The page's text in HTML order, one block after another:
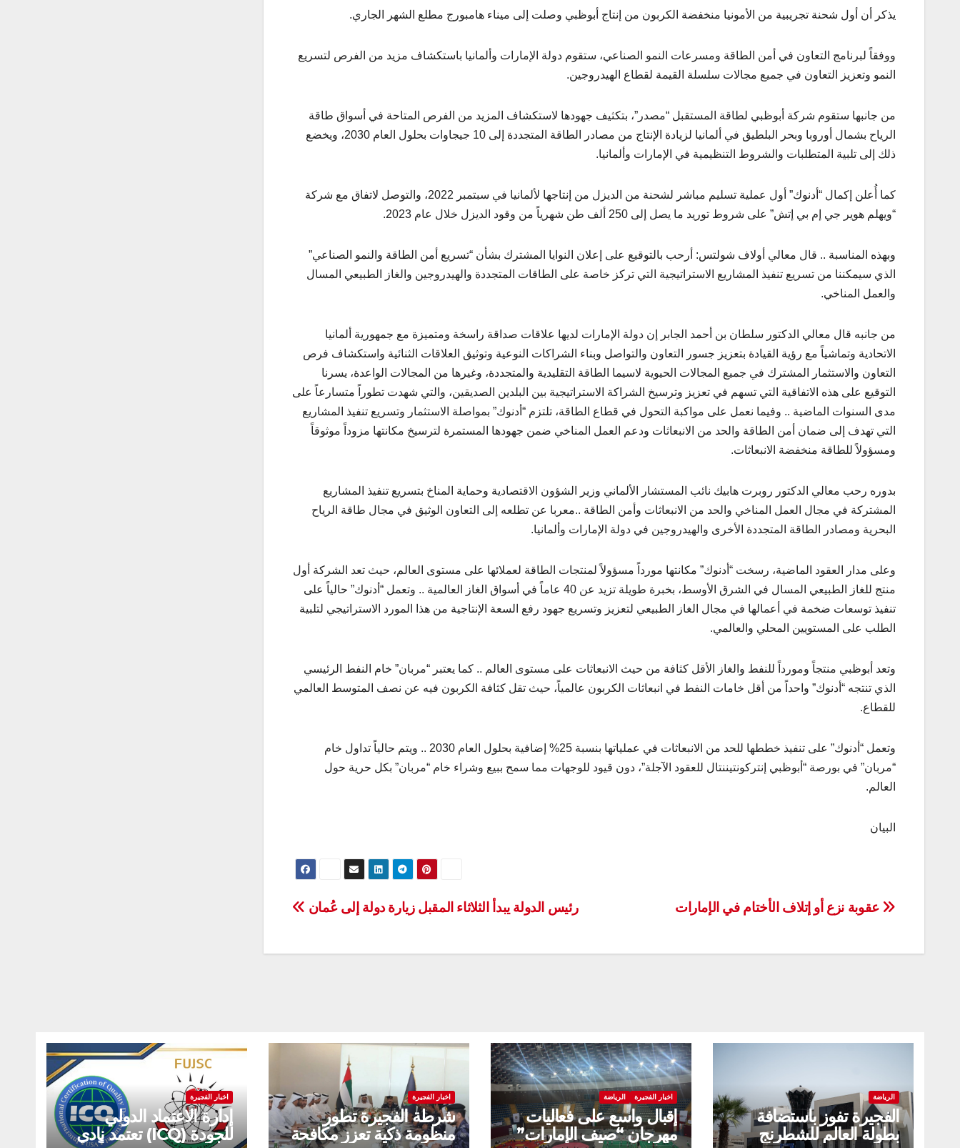
يذكر أن أول شحنة تجريبية من الأمونيا منخفضة الكربون من إنتاج أبوظبي وصلت إلى ميناء هامبورج مطلع الشهر الجاري.
ووفقاً لبرنامج التعاون في أمن الطاقة ومسرعات النمو الصناعي، ستقوم دولة الإمارات وألمانيا باستكشاف مزيد من الفرص لتسريع
النمو وتعزيز التعاون في جميع مجالات سلسلة القيمة لقطاع الهيدروجين.
من جانبها ستقوم شركة أبوظبي لطاقة المستقبل “مصدر”، بتكثيف جهودها لاستكشاف المزيد من الفرص المتاحة في أسواق طاقة
الرياح بشمال أوروبا وبحر البلطيق في ألمانيا لزيادة الإنتاج من مصادر الطاقة المتجددة إلى 10 جيجاوات بحلول العام 2030، ويخضع
ذلك إلى تلبية المتطلبات والشروط التنظيمية في الإمارات وألمانيا.
كما أُعلن إكمال “أدنوك” أول عملية تسليم مباشر لشحنة من الديزل من إنتاجها لألمانيا في سبتمبر 2022، والتوصل لاتفاق مع شركة
“ويهلم هوير جي إم بي إتش” على شروط توريد ما يصل إلى 250 ألف طن شهرياً من وقود الديزل خلال عام 2023.
وبهذه المناسبة .. قال معالي أولاف شولتس: أرحب بالتوقيع على إعلان النوايا المشترك بشأن “تسريع أمن الطاقة والنمو الصناعي”
الذي سيمكننا من تسريع تنفيذ المشاريع الاستراتيجية التي تركز خاصة على الطاقات المتجددة والهيدروجين والغاز الطبيعي المسال
والعمل المناخي.
من جانبه قال معالي الدكتور سلطان بن أحمد الجابر إن دولة الإمارات لديها علاقات صداقة راسخة ومتميزة مع جمهورية ألمانيا
الاتحادية وتماشياً مع رؤية القيادة بتعزيز جسور التعاون والتواصل وبناء الشراكات النوعية وتوثيق العلاقات الثنائية واستكشاف فرص
التعاون والاستثمار المشترك في جميع المجالات الحيوية لاسيما الطاقة التقليدية والمتجددة، وغيرها من المجالات الواعدة، يسرنا
التوقيع على هذه الاتفاقية التي تسهم في تعزيز وترسيخ الشراكة الاستراتيجية بين البلدين الصديقين، والتي شهدت تطوراً متسارعاً على
مدى السنوات الماضية .. وفيما نعمل على مواكبة التحول في قطاع الطاقة، تلتزم “أدنوك” بمواصلة الاستثمار وتسريع تنفيذ المشاريع
التي تهدف إلى ضمان أمن الطاقة والحد من الانبعاثات ودعم العمل المناخي ضمن جهودها المستمرة لترسيخ مكانتها مزوداً موثوقاً
ومسؤولاً للطاقة منخفضة الانبعاثات.
بدوره رحب معالي الدكتور روبرت هابيك نائب المستشار الألماني وزير الشؤون الاقتصادية وحماية المناخ بتسريع تنفيذ المشاريع
المشتركة في مجال العمل المناخي والحد من الانبعاثات وأمن الطاقة ..معربا عن تطلعه إلى التعاون الوثيق في مجال طاقة الرياح
البحرية ومصادر الطاقة المتجددة الأخرى والهيدروجين في دولة الإمارات وألمانيا.
وعلى مدار العقود الماضية، رسخت “أدنوك” مكانتها مورداً مسؤولاً لمنتجات الطاقة لعملائها على مستوى العالم، حيث تعد الشركة أول
منتج للغاز الطبيعي المسال في الشرق الأوسط، بخبرة طويلة تزيد عن 40 عاماً في أسواق الغاز العالمية .. وتعمل “أدنوك” حالياً على
تنفيذ توسعات ضخمة في أعمالها في مجال الغاز الطبيعي لتعزيز وتسريع جهود رفع السعة الإنتاجية من هذا المورد الاستراتيجي لتلبية
الطلب على المستويين المحلي والعالمي.
وتعد أبوظبي منتجاً ومورداً للنفط والغاز الأقل كثافة من حيث الانبعاثات على مستوى العالم .. كما يعتبر “مربان” خام النفط الرئيسي
الذي تنتجه “أدنوك” واحداً من أقل خامات النفط في انبعاثات الكربون عالمياً، حيث تقل كثافة الكربون فيه عن نصف المتوسط العالمي
للقطاع.
وتعمل “أدنوك” على تنفيذ خططها للحد من الانبعاثات في عملياتها بنسبة 25% إضافية بحلول العام 2030 .. ويتم حالياً تداول خام
“مربان” في بورصة “أبوظبي إنتركونتيننتال للعقود الآجلة”، دون قيود للوجهات مما سمح ببيع وشراء خام “مربان” بكل حرية حول
العالم.
البيان
تصفّح
رئيس الدولة يبدأ الثلاثاء المقبل زيارة دولة إلى عُمان عقوبة نزع أو إتلاف الأختام في الإمارات
الرياضة
الفجيرة تفوز باستضافة
بطولة العالم للشطرنج
اخبار الفجيرة الرياضة
إقبال واسع على فعاليات
مهرجان “صيف الإمارات”
اخبار الفجيرة
شرطة الفجيرة تطور
منظومة ذكية تعزز مكافحة
اخبار الفجيرة
إدارة الاعتماد الدولي
للجودة (ICQ) تعتمد نادي